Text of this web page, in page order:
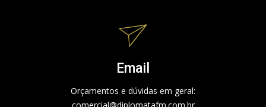
Email
Orçamentos e dúvidas em geral: